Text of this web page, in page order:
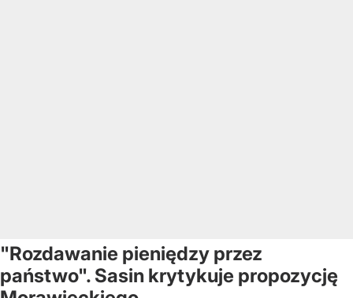
"Rozdawanie pieniędzy przez
państwo". Sasin krytykuje propozycję